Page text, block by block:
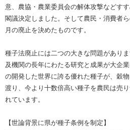
意、農協・農業委員会の解体攻撃などす
閣議決定しました。そして農民・消費者
月の廃止を決めたものです。
種子法廃止には二つの大きな問題があり
及機関の長年にわたる研究と成果が大企
の開発した世界に誇る優れた種子が、穀
渡り、今より十数倍高い種子を農民は売
れています。
【世論背景に県が種子条例を制定】